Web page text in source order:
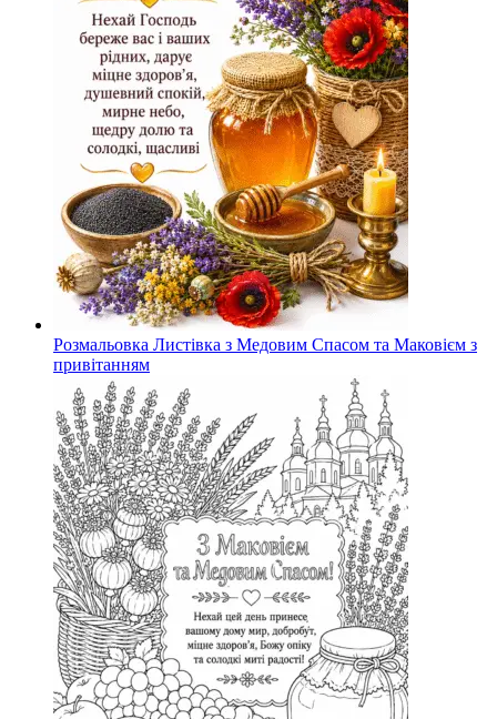
Розмальовка Листівка з Медовим Спасом та Маковієм з
привітанням